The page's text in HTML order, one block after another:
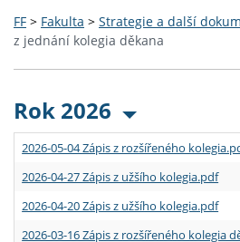
FF > Fakulta > Strategie a další
z jednání kolegia děkana
Rok 2026
2026-05-04 Zápis z rozšířeného
2026-04-27 Zápis z užšího kolegia.pdf
2026-04-20 Zápis z užšího kolegia.pdf
2026-03-16 Zápis z rozšířeného kolegia